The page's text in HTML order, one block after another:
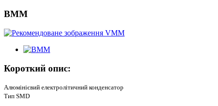
ВММ
Короткий опис:
Алюмінієвий електролітичний конденсатор
Тип SMD